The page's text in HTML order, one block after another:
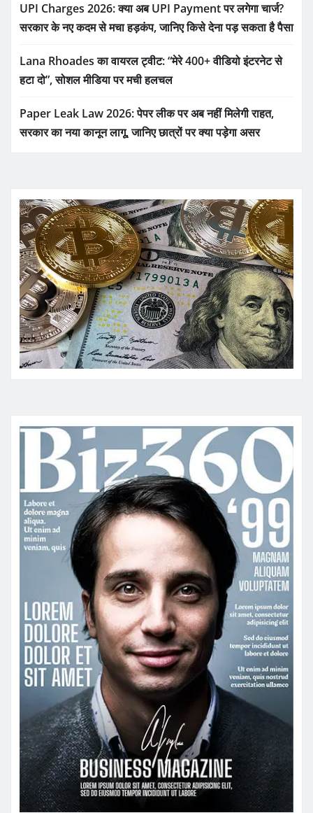
UPI Charges 2026: क्या अब UPI Payment पर लगेगा चार्ज?
सरकार के नए कदम से मचा हड़कंप, जानिए किसे देना पड़ सकता है पैसा
Lana Rhoades का वायरल ट्वीट: “मेरे 400+ वीडियो इंटरनेट से
हटा दो”, सोशल मीडिया पर मची हलचल
Paper Leak Law 2026: पेपर लीक पर अब नहीं मिलेगी राहत,
सरकार का नया कानून लागू, जानिए छात्रों पर क्या पड़ेगा असर